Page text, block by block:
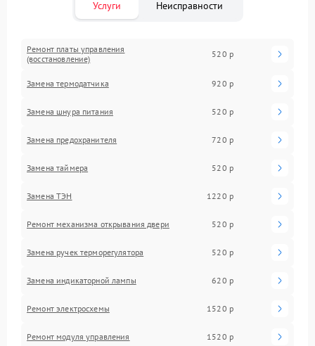
Услуги Неисправности
Ремонт платы управления
(восстановление)
520 р
Замена термодатчика 920 р
Замена шнура питания 520 р
Замена предохранителя 720 р
Замена таймера 520 р
Замена ТЭН 1220 р
Ремонт механизма открывания двери 520 р
Замена ручек терморегулятора 520 р
Замена индикаторной лампы 620 р
Ремонт электросхемы 1520 р
Ремонт модуля управления 1520 р